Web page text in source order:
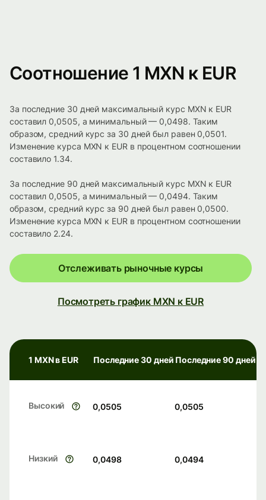
Соотношение 1 MXN к EUR
За последние 30 дней максимальный курс MXN к EUR
составил 0,0505, а минимальный — 0,0498. Таким
образом, средний курс за 30 дней был равен 0,0501.
Изменение курса MXN к EUR в процентном соотношении
составило 1.34.
За последние 90 дней максимальный курс MXN к EUR
составил 0,0505, а минимальный — 0,0494. Таким
образом, средний курс за 90 дней был равен 0,0500.
Изменение курса MXN к EUR в процентном соотношении
составило 2.24.
Отслеживать рыночные курсы
Посмотреть график MXN к EUR
1 MXN в EUR Последние 30 дней Последние 90 дней
Высокий 0,0505 0,0505
Низкий 0,0498 0,0494